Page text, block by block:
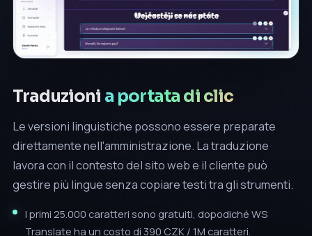
Traduzioni a portata di clic
Le versioni linguistiche possono essere preparate
direttamente nell'amministrazione. La traduzione
lavora con il contesto del sito web e il cliente può
gestire più lingue senza copiare testi tra gli strumenti.
I primi 25.000 caratteri sono gratuiti, dopodiché WS
Translate ha un costo di 390 CZK / 1M caratteri.